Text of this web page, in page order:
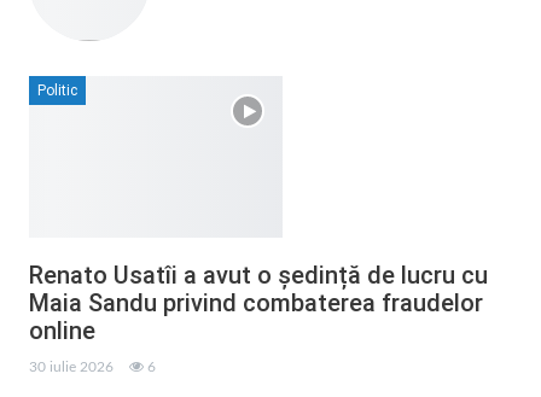
Politic
Renato Usatîi a avut o ședință de lucru cu
Maia Sandu privind combaterea fraudelor
online
30 iulie 2026 6